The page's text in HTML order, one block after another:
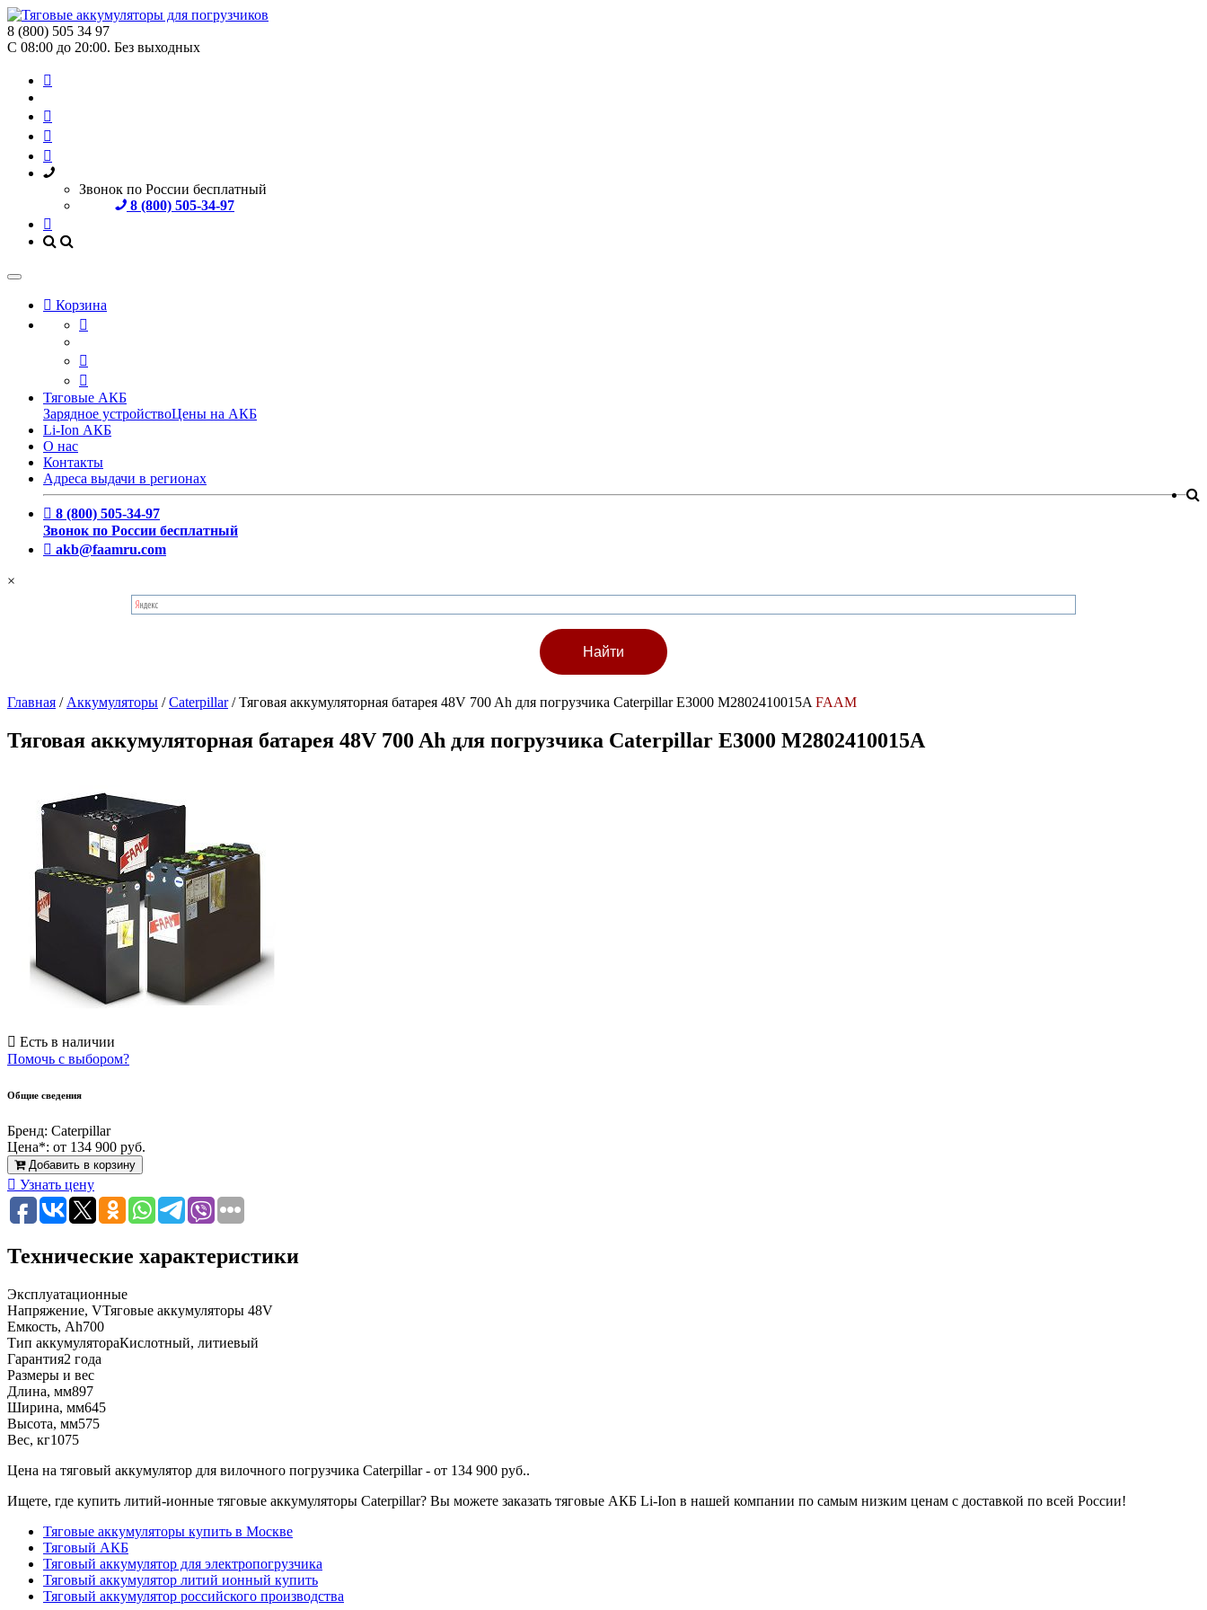
8 (800) 505 34 97
С 08:00 до 20:00. Без выходных
Звонок по России бесплатный
8 (800) 505-34-97
Корзина
Тяговые АКБ
Зарядное устройствоЦены на АКБ
Li-Ion АКБ
О нас
Контакты
Адреса выдачи в регионах
8 (800) 505-34-97
Звонок по России бесплатный
akb@faamru.com
×
Главная / Аккумуляторы /Caterpillar/Тяговая аккумуляторная батарея 48V 700 Ah для погрузчика Caterpillar E3000 M2802410015A FAAM
Тяговая аккумуляторная батарея 48V 700 Ah для погрузчика Caterpillar E3000 M2802410015A
Есть в наличии
Помочь с выбором?
Общие сведения
Бренд: Caterpillar
Цена*: от 134 900 руб.
Добавить в корзину
Узнать цену
Технические характеристики
Эксплуатационные
Напряжение, VТяговые аккумуляторы 48V
Емкость, Ah700
Тип аккумулятораКислотный, литиевый
Гарантия2 года
Размеры и вес
Длина, мм897
Ширина, мм645
Высота, мм575
Вес, кг1075
Цена на тяговый аккумулятор для вилочного погрузчика Caterpillar - от 134 900 руб..
Ищете, где купить литий-ионные тяговые аккумуляторы Caterpillar? Вы можете заказать тяговые АКБ Li-Ion в нашей компании по самым низким ценам с доставкой по всей России!
Тяговые аккумуляторы купить в Москве
Тяговый АКБ
Тяговый аккумулятор для электропогрузчика
Тяговый аккумулятор литий ионный купить
Тяговый аккумулятор российского производства